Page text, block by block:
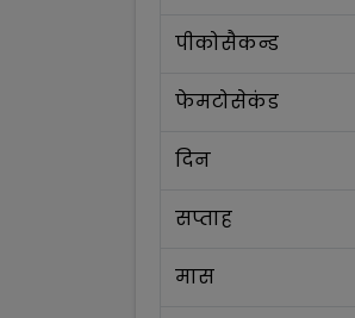
पीकोसैकन्ड
फेमटोसेकंड
दिन
सप्ताह
मास